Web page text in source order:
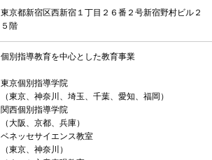
東京都新宿区西新宿１丁目２６番２号新宿野村ビル２
５階
個別指導教育を中心とした教育事業
東京個別指導学院
（東京、神奈川、埼玉、千葉、愛知、福岡）
関西個別指導学院
（大阪、京都、兵庫）
ベネッセサイエンス教室
（東京、神奈川）